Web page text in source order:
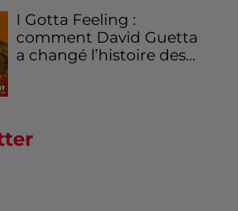
I Gotta Feeling :
comment David Guetta
a changé l’histoire des...